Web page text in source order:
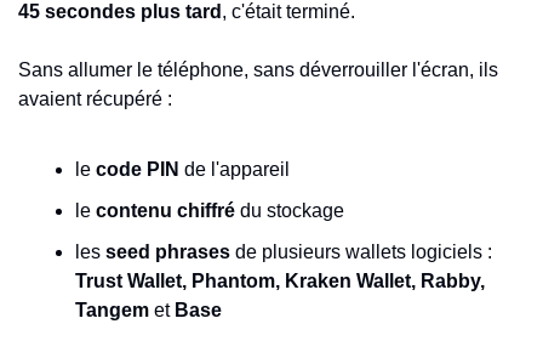
45 secondes plus tard , c'était terminé.
Sans allumer le téléphone, sans déverrouiller l'écran, ils
avaient récupéré :
le code PIN de l'appareil
le contenu chiffré du stockage
les seed phrases
Trust Wallet, Phantom, Kraken Wallet, Rabby,
Tangem et Base